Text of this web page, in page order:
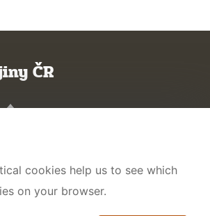
ČR
cookies help us to see which
on your browser.